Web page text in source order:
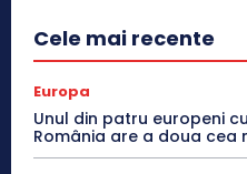
Cele mai recente
Europa
Unul din patru europeni
România are a doua cea